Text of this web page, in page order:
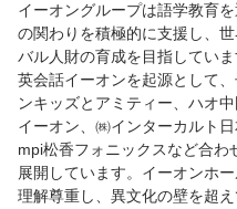
イーオングループは語学教育
の関わりを積極的に支援し、
バル人財の育成を目指していま
英会話イーオンを起源として
ンキッズとアミティー、ハオ
イーオン、㈱インターカルト
mpi松香フォニックスなど合わ
展開しています。イーオンホ
理解尊重し、異文化の壁を超